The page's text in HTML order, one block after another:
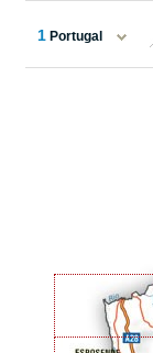
1 Portugal